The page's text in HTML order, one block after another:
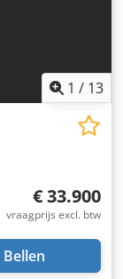
1 / 13
€ 33.900
vraagprijs excl. btw
Bellen